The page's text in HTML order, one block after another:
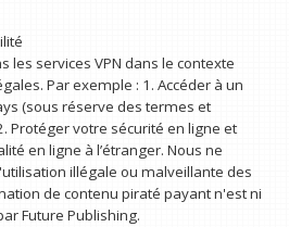
les services VPN dans le contexte
Par exemple : 1. Accéder à un
(sous réserve des termes et
Protéger votre sécurité en ligne et
en ligne à l’étranger. Nous ne
illégale ou malveillante des
de contenu piraté payant n'est ni
Future Publishing.